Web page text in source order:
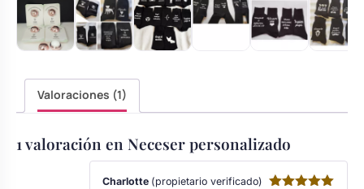
Valoraciones (1)
1 valoración en Neceser personalizado
Charlotte (propietario verificado)